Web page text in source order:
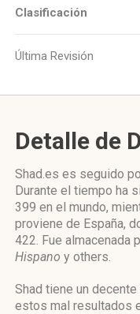
Clasificación
Última Revisión
Detalle de
Shad.es es seguido
Durante el tiempo ha
399 en el mundo,
proviene de España,
422. Fue almacenada
Hispano y others.
Shad tiene un
estos mal resultados